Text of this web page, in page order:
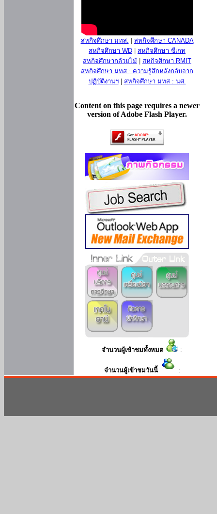
สหกิจศึกษา มทส.
สหกิจศึกษา CANADA
สหกิจศึกษา WD
สหกิจศึกษา ซีเกท
สหกิจศึกษากล้วยไม้
สหกิจศึกษา RMIT
สหกิจศึกษา มทส : ความรู้สึกหลังกลับจาก
ปฏิบัติงานฯ| สหกิจศึกษา มทส : นศ.
Content on this page requires a newer
version of Adobe Flash Player.
จำนวนผู้เข้าชมทั้งหมด :
จำนวนผู้เข้าชมวันนี้ :